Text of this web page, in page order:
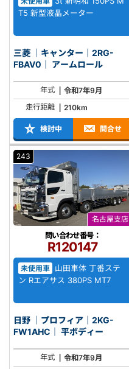
T5 新型液晶メーター
三菱 ｜キャンター｜2RG-
FBAV0｜ アームロール
年式
令和7年9月
走行距離
210km
検討中 問合せ
243
名古屋支店
問い合わせ番号：
R120147
未使用車
山田車体 丁番ステ
ン Rエアサス 380PS MT7
日野 ｜プロフィア｜2KG-
FW1AHC｜ 平ボディー
年式
令和7年9月